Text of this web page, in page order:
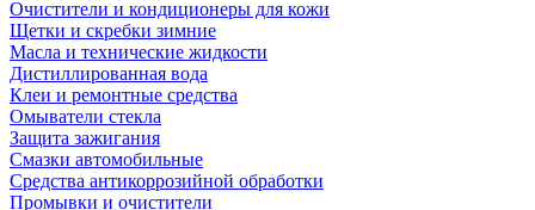
Очистители и кондиционеры для кожи
Щетки и скребки зимние
Масла и технические жидкости
Дистиллированная вода
Клеи и ремонтные средства
Омыватели стекла
Защита зажигания
Смазки автомобильные
Средства антикоррозийной обработки
Промывки и очистители